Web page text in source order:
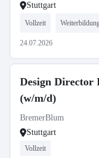
Stuttgart
Vollzeit
24.07.2026
Design
(w/m/d)
BremerBlum
Stuttgart
Vollzeit